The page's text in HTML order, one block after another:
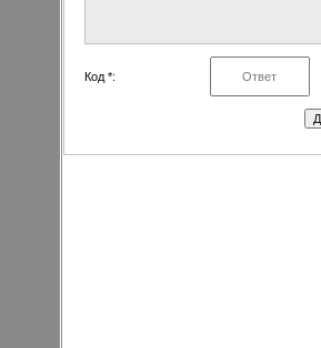
Код *: